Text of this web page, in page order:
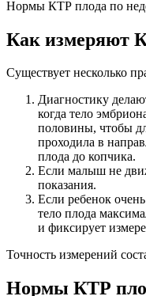
Нормы КТР плода по
Как измеряют
Существует несколько
Диагностику
когда тело
половины, чтобы
проходила в
плода до копчика.
Если малыш не
показания.
Если ребенок
тело плода
и фиксирует
Точность измерений
Нормы КТР